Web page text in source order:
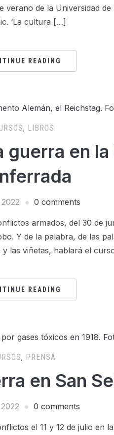
verano de la Universidad
‘La cultura […]
READING
, LIBROS
en la
0 comments
armados, del 30 de
Y de la palabra, de las
las viñetas, hablará el
READING
, PRENSA
en San
0 comments
el 11 y 12 de julio en